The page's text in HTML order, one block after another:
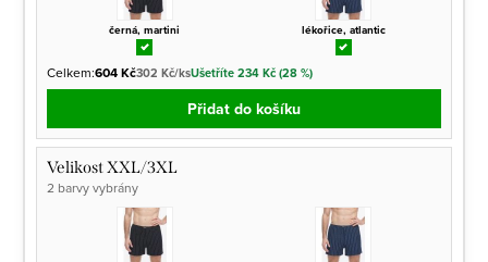
černá, martini lékořice, atlantic
Celkem:604 Kč302 Kč/ksUšetříte 234 Kč (28 %)
Přidat do košíku
Velikost XXL/3XL
2 barvy vybrány